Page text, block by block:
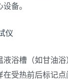
备。
仪
液浴槽（如甘油
在受热前后标记